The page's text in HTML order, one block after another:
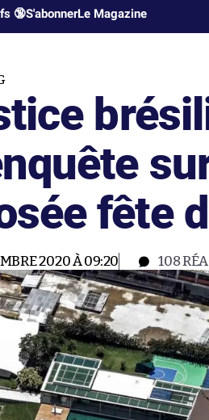
🔞S'abonnerLe Magazine
fête
2020 À 09:20 108